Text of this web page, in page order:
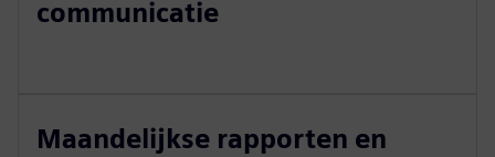
communicatie
Maandelijkse rapporten en